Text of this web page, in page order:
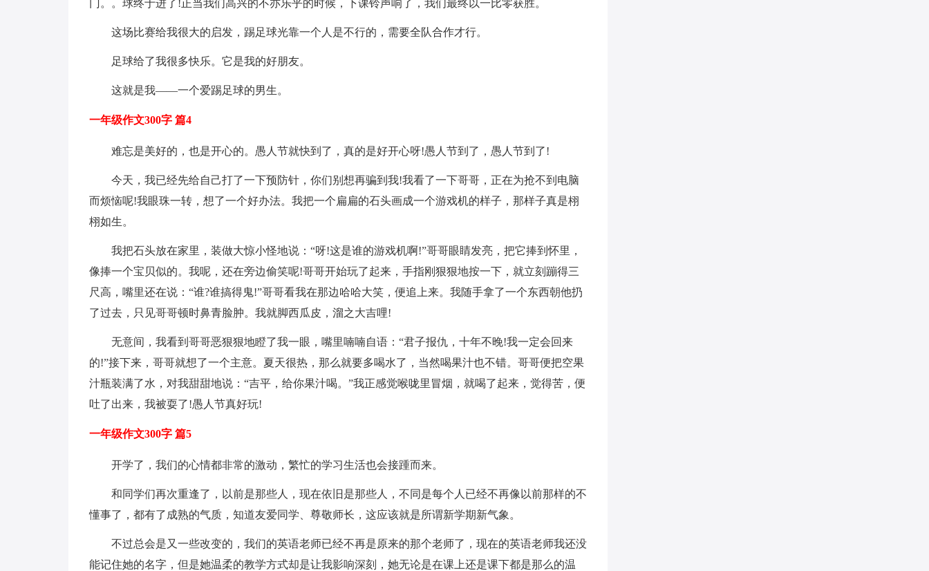
门。。球终于进了!正当我们高兴的不亦乐乎的时候，下课铃声响了，我们最终以一比零获胜。
这场比赛给我很大的启发，踢足球光靠一个人是不行的，需要全队合作才行。
足球给了我很多快乐。它是我的好朋友。
这就是我——一个爱踢足球的男生。
一年级作文300字 篇4
难忘是美好的，也是开心的。愚人节就快到了，真的是好开心呀!愚人节到了，愚人节到了!
今天，我已经先给自己打了一下预防针，你们别想再骗到我!我看了一下哥哥，正在为抢不到电脑
而烦恼呢!我眼珠一转，想了一个好办法。我把一个扁扁的石头画成一个游戏机的样子，那样子真是栩
栩如生。
我把石头放在家里，装做大惊小怪地说：“呀!这是谁的游戏机啊!”哥哥眼睛发亮，把它捧到怀里，
像捧一个宝贝似的。我呢，还在旁边偷笑呢!哥哥开始玩了起来，手指刚狠狠地按一下，就立刻蹦得三
尺高，嘴里还在说：“谁?谁搞得鬼!”哥哥看我在那边哈哈大笑，便追上来。我随手拿了一个东西朝他扔
了过去，只见哥哥顿时鼻青脸肿。我就脚西瓜皮，溜之大吉哩!
无意间，我看到哥哥恶狠狠地瞪了我一眼，嘴里喃喃自语：“君子报仇，十年不晚!我一定会回来
的!”接下来，哥哥就想了一个主意。夏天很热，那么就要多喝水了，当然喝果汁也不错。哥哥便把空果
汁瓶装满了水，对我甜甜地说：“吉平，给你果汁喝。”我正感觉喉咙里冒烟，就喝了起来，觉得苦，便
吐了出来，我被耍了!愚人节真好玩!
一年级作文300字 篇5
开学了，我们的心情都非常的激动，繁忙的学习生活也会接踵而来。
和同学们再次重逢了，以前是那些人，现在依旧是那些人，不同是每个人已经不再像以前那样的不
懂事了，都有了成熟的气质，知道友爱同学、尊敬师长，这应该就是所谓新学期新气象。
不过总会是又一些改变的，我们的英语老师已经不再是原来的那个老师了，现在的英语老师我还没
能记住她的名字，但是她温柔的教学方式却是让我影响深刻，她无论是在课上还是课下都是那么的温